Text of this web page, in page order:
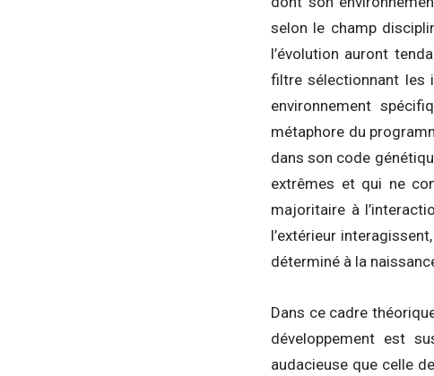
selon le champ
l’évolution auront
filtre sélectionnant les
environnement
métaphore du
dans son code
extrêmes et qui ne
majoritaire à
l’extérieur
déterminé à la
Dans ce cadre
développement est
audacieuse que celle